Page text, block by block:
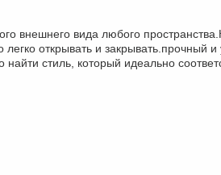
внешнего вида любого
открывать и закрывать.прочный
стиль, который идеально